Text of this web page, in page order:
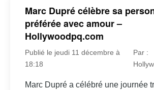
Marc Dupré célèbre sa
préférée avec amour –
Hollywoodpq.com
Publié le jeudi 11 décembre à
18:18
Par :
Marc Dupré a célébré une journée